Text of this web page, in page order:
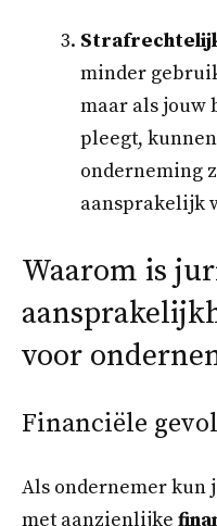
minder
maar als
pleegt,
onderneming
aansprakelijk
Waarom is
voor
Financiële
Als ondernemer kun
met aanzienlijke